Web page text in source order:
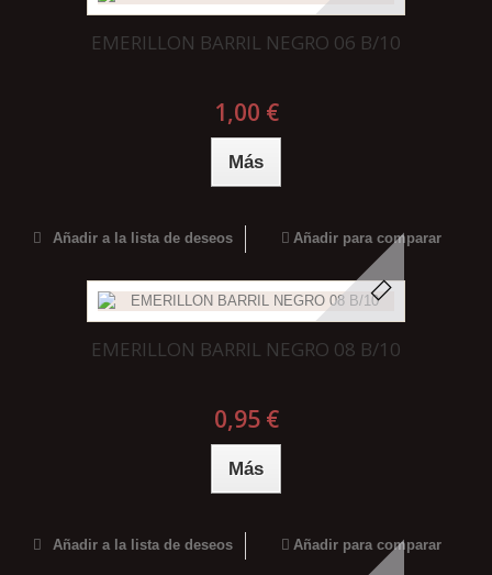
EMERILLON BARRIL NEGRO 06 B/10
1,00 €
Más
Añadir a la lista de deseos Añadir para comparar
EMERILLON BARRIL NEGRO 08 B/10
0,95 €
Más
Añadir a la lista de deseos Añadir para comparar